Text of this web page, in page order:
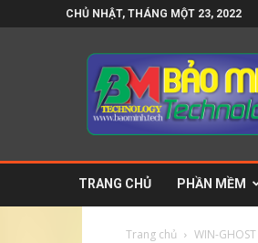
CHỦ NHẬT, THÁNG MỘT 23, 2022
Bảo
Technology
Blog
tin
công
TRANG CHỦ PHẦN MỀM
Trang chủ WIN-GHOST